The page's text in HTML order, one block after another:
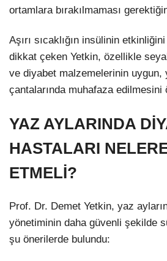
ortamlara bırakılmaması
Aşırı sıcaklığın insülinin
dikkat çeken Yetkin, özellikle
ve diyabet malzemelerinin uygun,
çantalarında muhafaza edilmesini
YAZ AYLARINDA
HASTALARI
ETMELİ?
Prof. Dr. Demet Yetkin, yaz
yönetiminin daha güvenli şekilde
şu önerilerde bulundu: